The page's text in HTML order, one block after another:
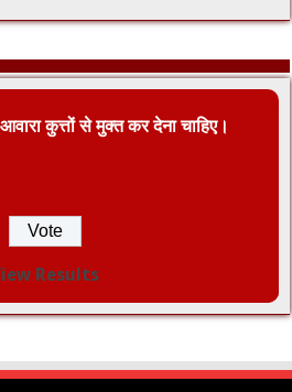
कुत्तों से मुक्त कर देना चाहिए।
Results